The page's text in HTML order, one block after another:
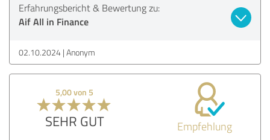
Erfahrungsbericht & Bewertung zu:
Aif All in Finance
02.10.2024 Anonym
5,00 von 5
SEHR GUT Empfehlung